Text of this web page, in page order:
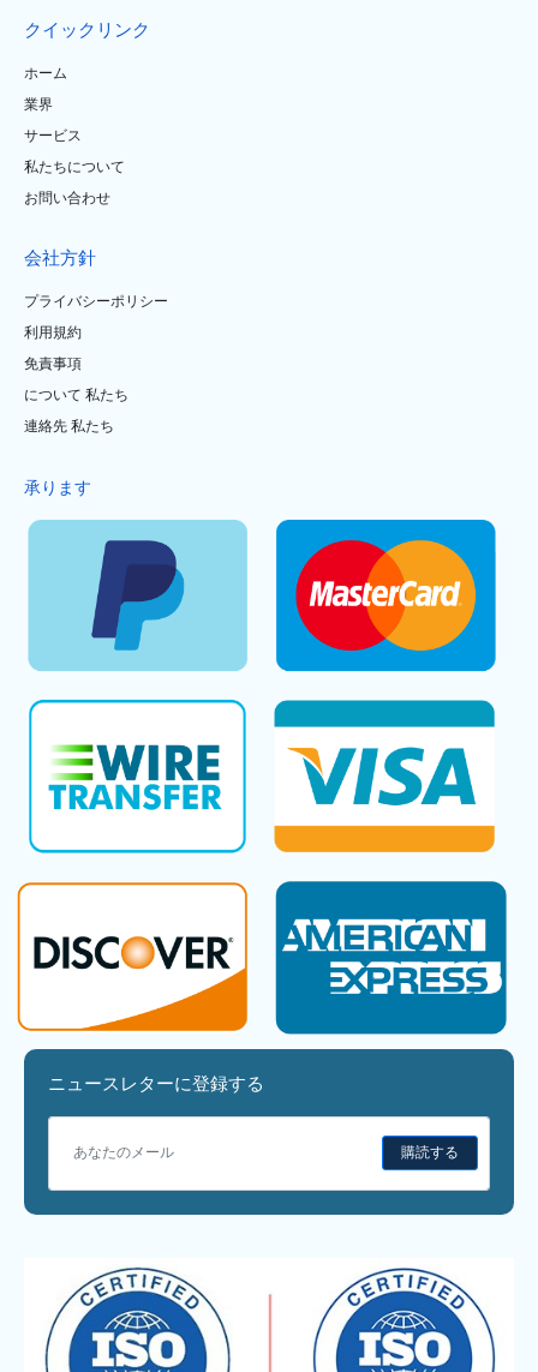
クイックリンク
ホーム
業界
サービス
私たちについて
お問い合わせ
会社方針
プライバシーポリシー
利用規約
免責事項
について 私たち
連絡先 私たち
承ります
ニュースレターに登録する
購読する